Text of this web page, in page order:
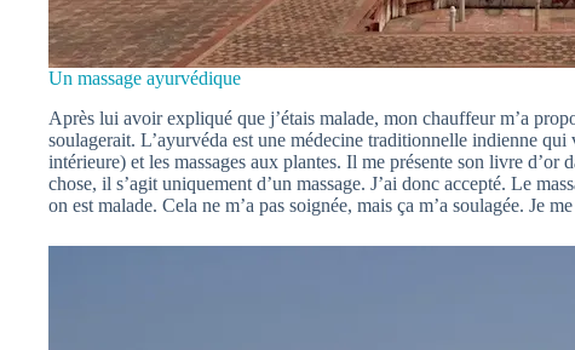
Un massage ayurvédique
Après lui avoir expliqué que j’étais malade, mon chauffeur m’a
soulagerait. L’ayurvéda est une médecine traditionnelle indienne
intérieure) et les massages aux plantes. Il me présente son livre d’or
chose, il s’agit uniquement d’un massage. J’ai donc accepté. Le
on est malade. Cela ne m’a pas soignée, mais ça m’a soulagée. Je